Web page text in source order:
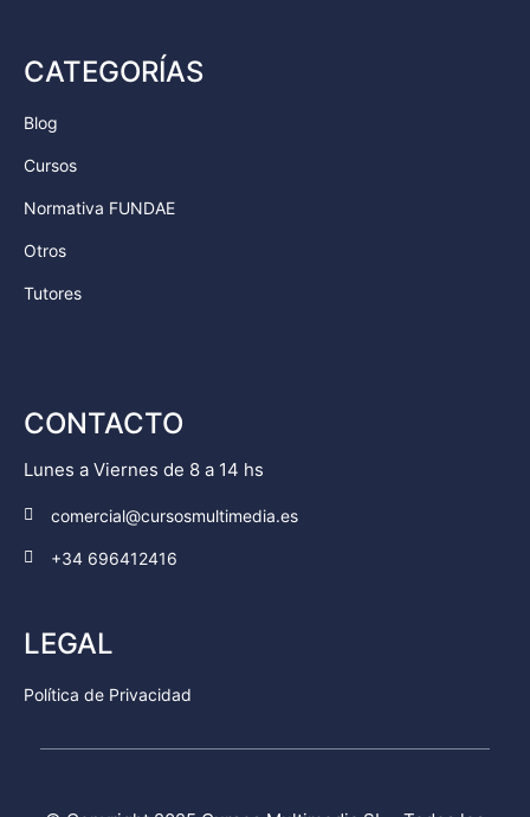
CATEGORÍAS
Blog
Cursos
Normativa FUNDAE
Otros
Tutores
CONTACTO
Lunes a Viernes de 8 a 14 hs
comercial@cursosmultimedia.es
+34 696412416
LEGAL
Política de Privacidad